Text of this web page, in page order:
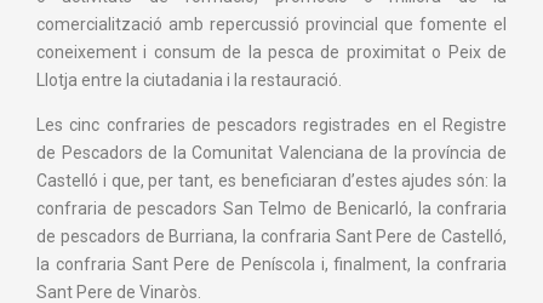
comercialització amb repercussió provincial que fomente el
coneixement i consum de la pesca de proximitat o Peix de
Llotja entre la ciutadania i la restauració.
Les cinc confraries de pescadors registrades en el Registre
de Pescadors de la Comunitat Valenciana de la província de
Castelló i que, per tant, es beneficiaran d’estes ajudes són: la
confraria de pescadors San Telmo de Benicarló, la confraria
de pescadors de Burriana, la confraria Sant Pere de Castelló,
la confraria Sant Pere de Peníscola i, finalment, la confraria
Sant Pere de Vinaròs.